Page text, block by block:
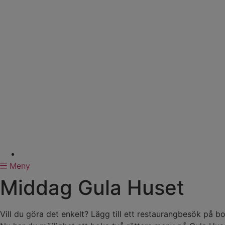
Meny
Middag Gula Huset
Vill du göra det enkelt? Lägg till ett restaurangbesök på